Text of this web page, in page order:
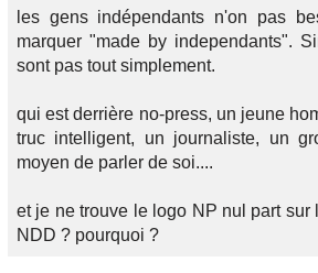
les gens indépendants n'on pas
marquer "made by independants".
sont pas tout simplement.
qui est derrière no-press, un jeune
truc intelligent, un journaliste, un
moyen de parler de soi....
et je ne trouve le logo NP nul part sur
NDD ? pourquoi ?